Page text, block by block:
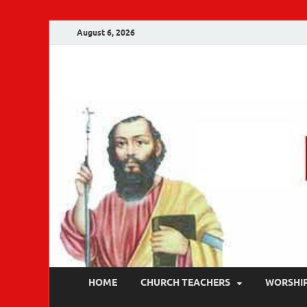
August 6, 2026
HOME CHURCH TEACHERS